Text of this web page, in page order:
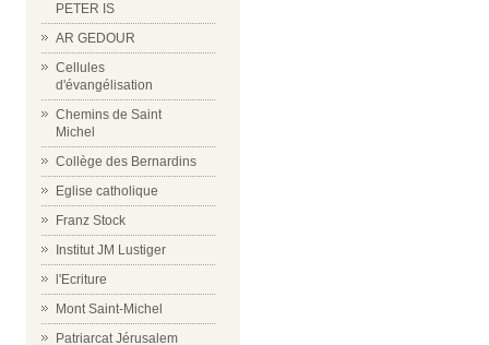
PETER IS
AR GEDOUR
Cellules
d'évangélisation
Chemins de Saint
Michel
Collège des Bernardins
Eglise catholique
Franz Stock
Institut JM Lustiger
l'Ecriture
Mont Saint-Michel
Patriarcat Jérusalem